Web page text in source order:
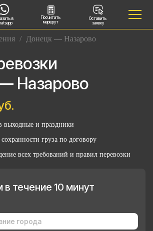
в
Посчитать
маршрут
Оставить
заявку
/ Донецк — Назарово
Назарово
выходные и праздники
груза по договору
всех требований и правил перевозки
течение 10 минут